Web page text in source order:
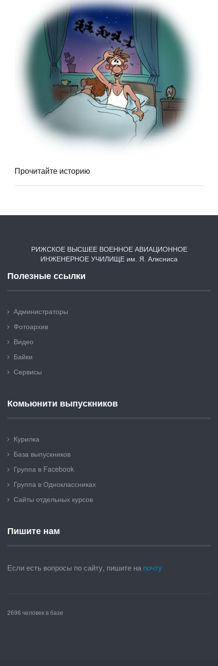
Прочитайте историю
РИЖСКОЕ ВЫСШЕЕ ВОЕННОЕ АВИАЦИОННОЕ
ИНЖЕНЕРНОЕ УЧИЛИЩЕ им. Я. Алксниса
Полезные ссылки
Администраторы
Фотоархив
Видео
Байки
Сервисы
Комьюнити выпускников
Курилка
База выпускников
Группа в Facebook
Группа в Одноклассниках
Сайты отдельных курсов
Пишите нам
Если есть вопросы по сайту, пишите на почту
2696 человек в базе